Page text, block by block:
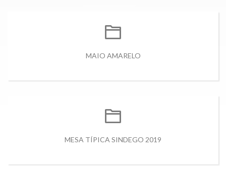
MAIO AMARELO
MESA TÍPICA SINDEGO 2019